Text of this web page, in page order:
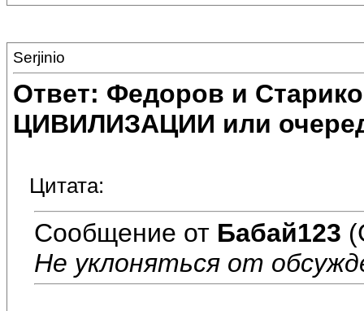
Serjinio
Ответ: Федоров и
ЦИВИЛИЗАЦИИ или
Цитата:
Сообщение от Бабай123
Не уклоняться от